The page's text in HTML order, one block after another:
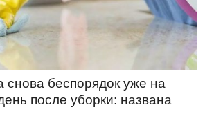
беспорядок уже на
после уборки: названа